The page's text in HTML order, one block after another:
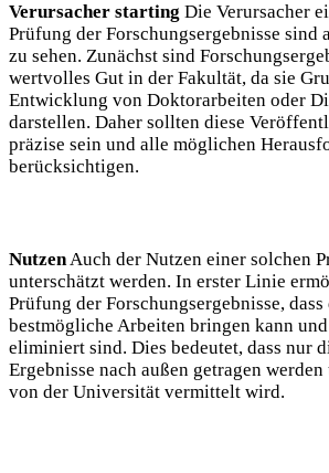
Verursacher starting Die Verursacher
Prüfung der Forschungsergebnisse sind
zu sehen. Zunächst sind
wertvolles Gut in der Fakultät, da sie
Entwicklung von Doktorarbeiten oder
darstellen. Daher sollten diese
präzise sein und alle möglichen
berücksichtigen.
NutzenAuch der Nutzen einer solchen
unterschätzt werden. In erster Linie
Prüfung der Forschungsergebnisse,
bestmögliche Arbeiten bringen kann
eliminiert sind. Dies bedeutet, dass nur
Ergebnisse nach außen getragen
von der Universität vermittelt wird.